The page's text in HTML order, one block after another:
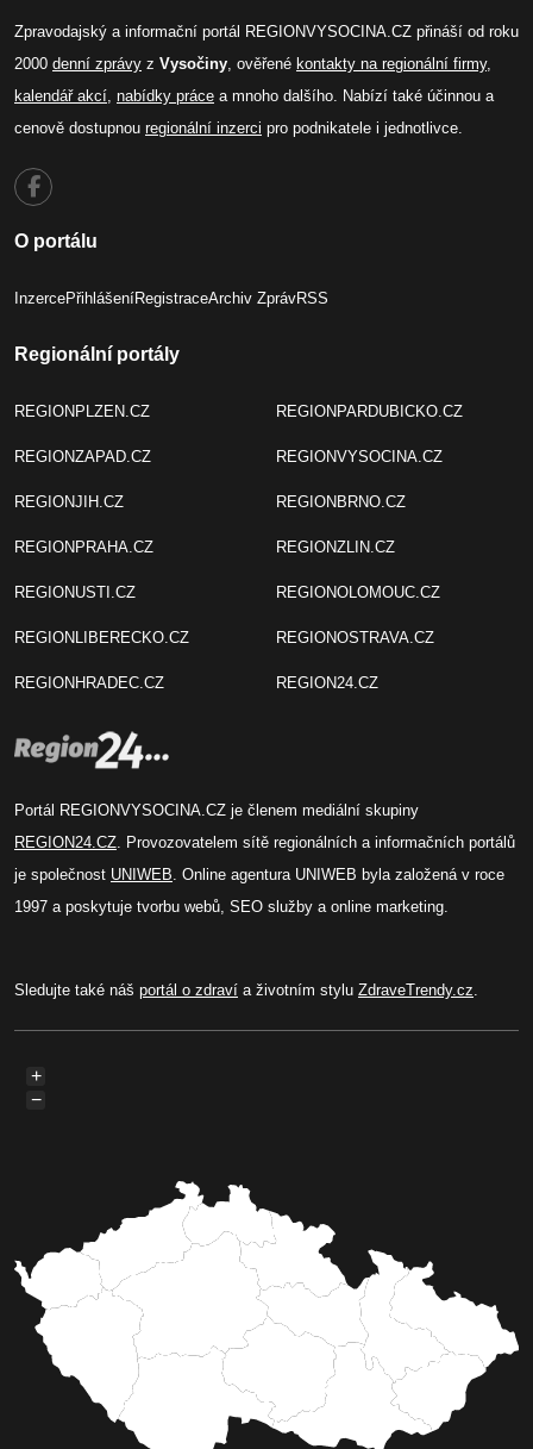
Zpravodajský a informační portál REGIONVYSOCINA.CZ přináší od roku
2000 denní zprávy z Vysočiny , ověřené kontakty na regionální firmy,
kalendář akcí nabídky práce a mnoho dalšího. Nabízí také účinnou a
cenově dostupnou regionální inzerci pro podnikatele i jednotlivce.
O portálu
InzercePřihlášeníRegistraceArchiv ZprávRSS
Regionální portály
REGIONPLZEN.CZ
REGIONZAPAD.CZ
REGIONJIH.CZ
REGIONPRAHA.CZ
REGIONUSTI.CZ
REGIONLIBERECKO.CZ
REGIONHRADEC.CZ
REGIONPARDUBICKO.CZ
REGIONVYSOCINA.CZ
REGIONBRNO.CZ
REGIONZLIN.CZ
REGIONOLOMOUC.CZ
REGIONOSTRAVA.CZ
REGION24.CZ
Portál REGIONVYSOCINA.CZ je členem mediální skupiny
REGION24.CZ . Provozovatelem sítě regionálních a informačních portálů
je společnost UNIWEB . Online agentura UNIWEB byla založená v roce
1997 a poskytuje tvorbu webů, SEO služby a online marketing.
Sledujte také náš portál o zdraví a životním stylu ZdraveTrendy.cz
+
−